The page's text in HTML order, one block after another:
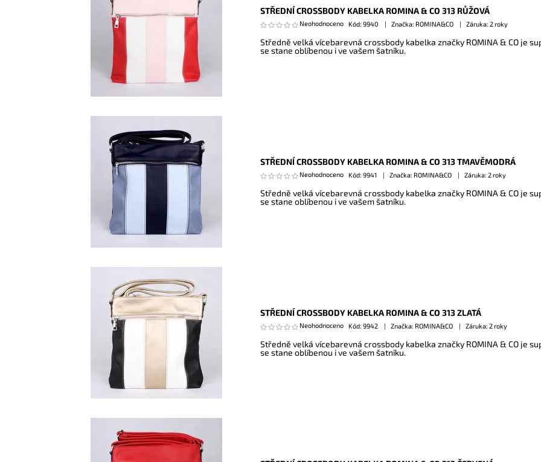
STŘEDNÍ CROSSBODY KABELKA ROMINA & CO 313 RŮŽOVÁ
Neohodnoceno Kód: 9940 Značka: ROMINA&CO Záruka: 2 roky
Středně velká vícebarevná crossbody kabelka značky ROMINA & CO je
se stane oblíbenou i ve vašem šatníku.
STŘEDNÍ CROSSBODY KABELKA ROMINA & CO 313 TMAVĚMODRÁ
Neohodnoceno Kód: 9941 Značka: ROMINA&CO Záruka: 2 roky
Středně velká vícebarevná crossbody kabelka značky ROMINA & CO je
se stane oblíbenou i ve vašem šatníku.
STŘEDNÍ CROSSBODY KABELKA ROMINA & CO 313 ZLATÁ
Neohodnoceno Kód: 9942 Značka: ROMINA&CO Záruka: 2 roky
Středně velká vícebarevná crossbody kabelka značky ROMINA & CO je
se stane oblíbenou i ve vašem šatníku.